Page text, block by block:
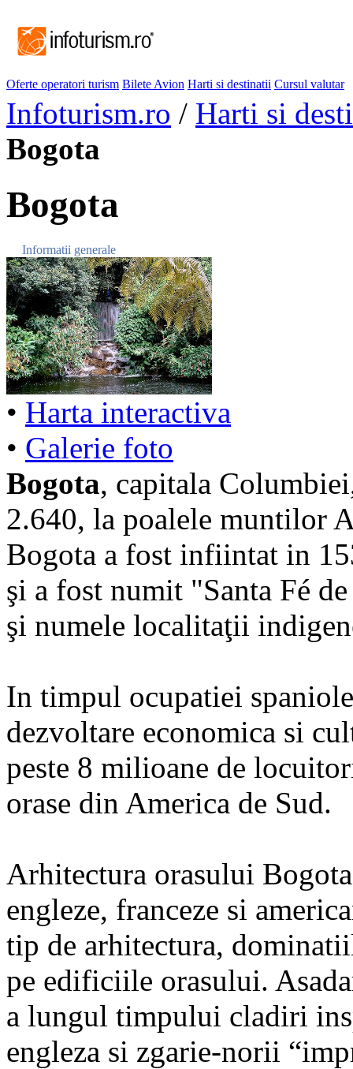
Oferte operatori turism Bilete Avion Harti si destinatii Cursul valutar
Infoturism.ro / Harti si
Bogota
Bogota
Informatii generale
• Harta interactiva
• Galerie foto
Bogota, capitala
2.640, la poalele muntilor
Bogota a fost infiintat in
şi a fost numit "Santa Fé
şi numele localitaţii
In timpul ocupatiei
dezvoltare economica si
peste 8 milioane de
orase din America de Sud.
Arhitectura orasului
engleze, franceze si
tip de arhitectura,
pe edificiile orasului.
a lungul timpului cladiri
engleza si zgarie-norii